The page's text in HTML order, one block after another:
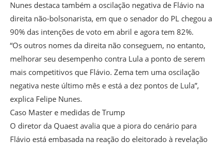
Nunes destaca também a oscilação negativa de Flávio na
direita não-bolsonarista, em que o senador do PL chegou a
90% das intenções de voto em abril e agora tem 82%.
“Os outros nomes da direita não conseguem, no entanto,
melhorar seu desempenho contra Lula a ponto de serem
mais competitivos que Flávio. Zema tem uma oscilação
negativa neste último mês e está a dez pontos de Lula”,
explica Felipe Nunes.
Caso Master e medidas de Trump
O diretor da Quaest avalia que a piora do cenário para
Flávio está embasada na reação do eleitorado à revelação